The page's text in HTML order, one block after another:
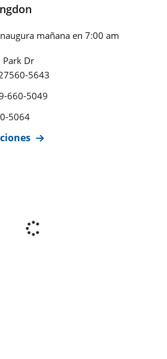
mañana en 7:00 am
Dr
5643
660-5049
5064